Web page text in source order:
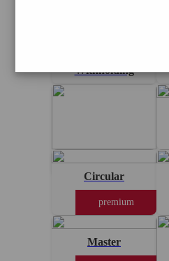
Withholding
Professional
Circular
premium
Master